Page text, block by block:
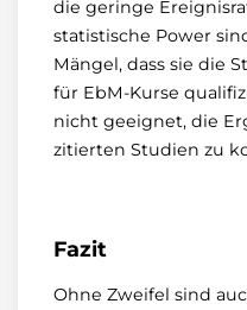
die geringe
statistische Power
Mängel, dass sie die
für EbM-Kurse
nicht geeignet, die
zitierten Studien zu
Fazit
Ohne Zweifel sind